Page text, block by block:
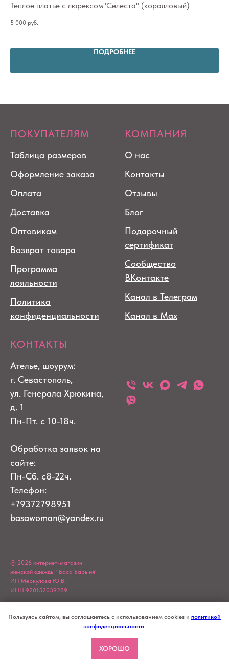
Теплое платье с люрексом"Cелеста" (коралловый)
5 000 руб.
ПОДРОБНЕЕ
Пользуясь сайтом, вы соглашаетесь с использованием cookies и политикой
конфиденциальности.
ХОРОШО
ПОКУПАТЕЛЯМ
Таблица размеров
Оформление заказа
Оплата
Доставка
Оптовикам
Возврат товара
Программа
лояльности
Политика
конфиденциальности
КОМПАНИЯ
О нас
Контакты
Отзывы
Блог
Подарочный
сертификат
Сообщество
ВКонтакте
Канал в Телеграм
Канал в Max
КОНТАКТЫ
Ателье, шоурум:
г. Севастополь,
ул. Генерала Хрюкина,
д. 1
Пн-Пт. с 10-18ч.
Обработка заявок на
сайте:
Пн-Сб. с8-22ч.
Телефон:
+79372798951
basawoman@yandex.ru
© 2026 интернет-магазин
женской одежды "Баса Барыня"
ИП Меркулова Ю.В.
ИНН 920152039289
Made on Tilda